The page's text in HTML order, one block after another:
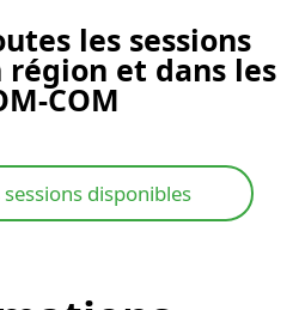
les sessions
et dans les
COM
sessions disponibles